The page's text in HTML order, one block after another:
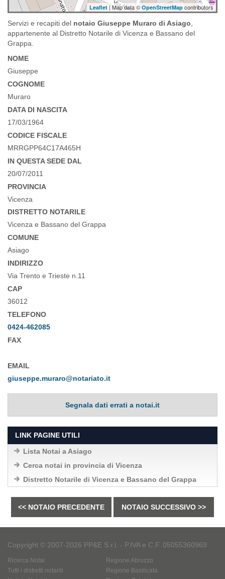
Leaflet | Map data © OpenStreetMap contributors
Servizi e recapiti del notaio Giuseppe Muraro di Asiago
appartenente al Distretto Notarile di Vicenza e Bassano del
Grappa.
NOME
Giuseppe
COGNOME
Muraro
DATA DI NASCITA
17/03/1964
CODICE FISCALE
MRRGPP64C17A465H
IN QUESTA SEDE DAL
20/07/2011
PROVINCIA
Vicenza
DISTRETTO NOTARILE
Vicenza e Bassano del Grappa
COMUNE
Asiago
INDIRIZZO
Via Trento e Trieste n.11
CAP
36012
TELEFONO
0424-462085
FAX
EMAIL
giuseppe.muraro@notariato.it
Segnala dati errati a notai.it
LINK PAGINE UTILI
Lista Notai a Asiago
Cerca notai in provincia di Vicenza
Distretto Notarile di Vicenza e Bassano del Grappa
<< NOTAIO PRECEDENTE NOTAIO SUCCESSIVO >>
Copyright © 2007-2026 PP&E S.r.l. - P.IVA e C.F. 05055360969
Ricerca Notai
Tutti i distretti notarili
Regione Abruzzo
Regione Basilicata